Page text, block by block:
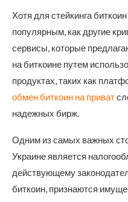
Хотя для стейкинга
популярным, как другие
сервисы, которые
на биткоине путем
продуктах, таких как
обмен биткоин на приват
надежных бирж.
Одним из самых важных
Украине является
действующему
биткоин, признаются